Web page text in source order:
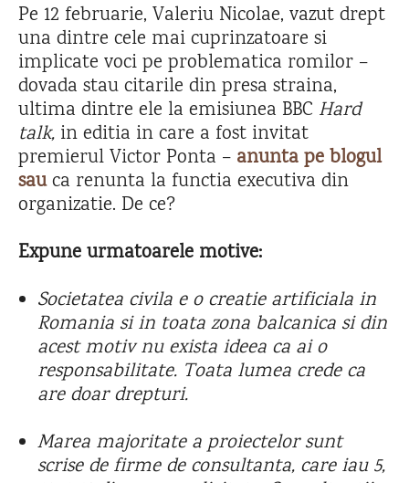
Pe 12 februarie, Valeriu Nicolae, vazut drept
una dintre cele mai cuprinzatoare si
implicate voci pe problematica romilor –
dovada stau citarile din presa straina,
ultima dintre ele la emisiunea BBC Hard
talk, in editia in care a fost invitat
premierul Victor Ponta – anunta pe blogul
sauca renunta la functia executiva din
organizatie. De ce?
Expune urmatoarele motive:
Societatea civila e o creatie artificiala in
Romania si in toata zona balcanica si din
acest motiv nu exista ideea ca ai o
responsabilitate. Toata lumea crede ca
are doar drepturi.
Marea majoritate a proiectelor sunt
scrise de firme de consultanta, care iau 5,